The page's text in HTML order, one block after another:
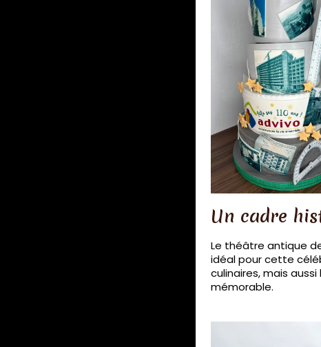
Un cadre
Le théâtre antique
idéal pour cette
culinaires, mais
mémorable.